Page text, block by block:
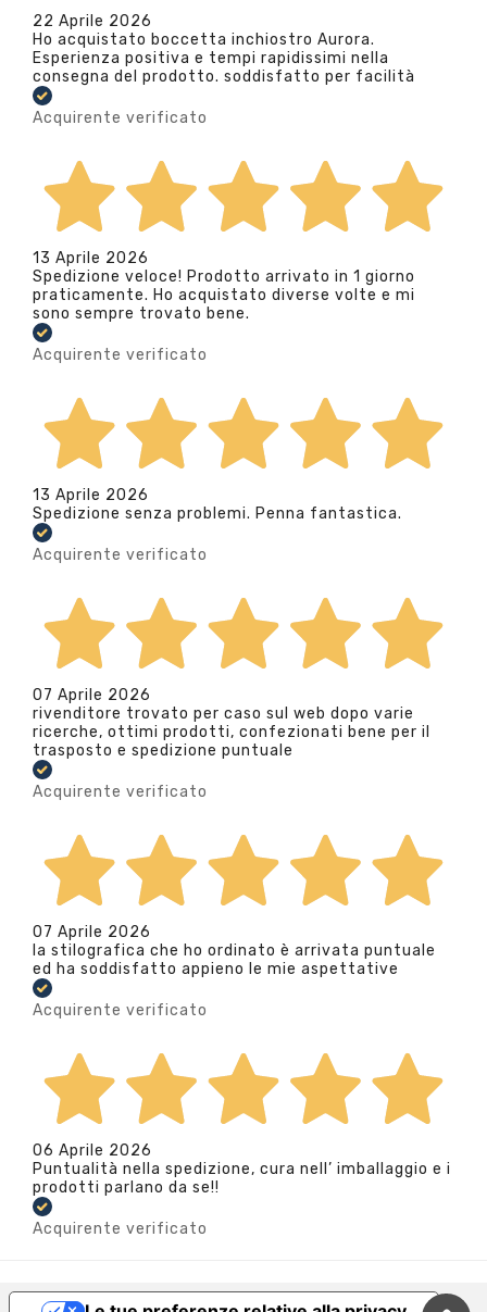
22 Aprile 2026
Ho acquistato boccetta inchiostro Aurora.
Esperienza positiva e tempi rapidissimi nella
consegna del prodotto. soddisfatto per facilità
Acquirente verificato
13 Aprile 2026
Spedizione veloce! Prodotto arrivato in 1 giorno
praticamente. Ho acquistato diverse volte e mi
sono sempre trovato bene.
Acquirente verificato
13 Aprile 2026
Spedizione senza problemi. Penna fantastica.
Acquirente verificato
07 Aprile 2026
rivenditore trovato per caso sul web dopo varie
ricerche, ottimi prodotti, confezionati bene per il
trasposto e spedizione puntuale
Acquirente verificato
07 Aprile 2026
la stilografica che ho ordinato è arrivata puntuale
ed ha soddisfatto appieno le mie aspettative
Acquirente verificato
06 Aprile 2026
Puntualità nella spedizione, cura nell’ imballaggio e i
prodotti parlano da se!!
Acquirente verificato